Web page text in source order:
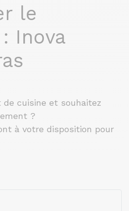
le
Inova
de cuisine et souhaitez
?
à votre disposition pour